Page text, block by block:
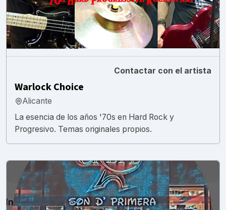
Contactar con el artista
Warlock Choice
Alicante
La esencia de los años '70s en Hard Rock y
Progresivo. Temas originales propios.